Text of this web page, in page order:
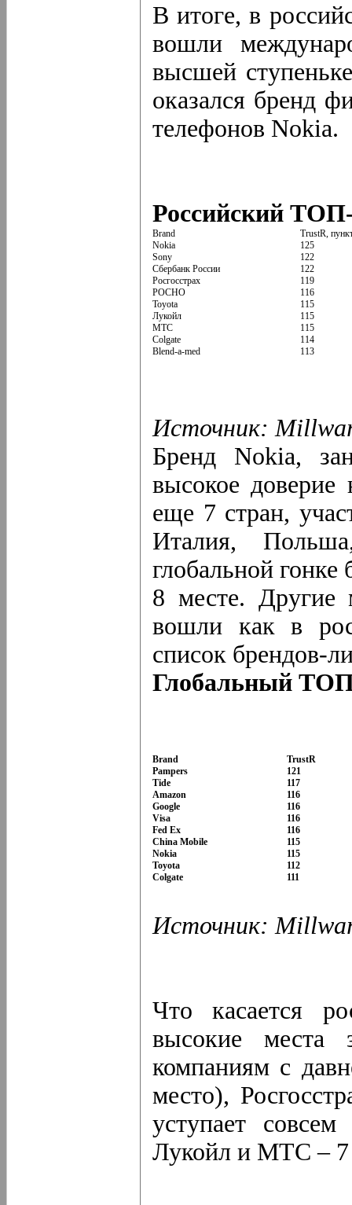
В итоге, в
вошли
высшей
оказался бренд
телефонов Nokia.
Российский
Brand
TrustR,
Nokia
125
Sony
122
Cбербанк России
122
Росгосстрах
119
РОСНО
116
Toyota
115
Лукойл
115
MTС
115
Colgate
114
Blend-a-med
113
Источник:
Бренд Nokia,
высокое
еще 7 стран,
Италия,
глобальной гонке
8 месте. Другие
вошли как в
список брендов-
Глобальный
Brand
TrustR
Pampers
121
Tide
117
Amazon
116
Google
116
Visa
116
Fed Ex
116
China Mobile
115
Nokia
115
Toyota
112
Colgate
111
Источник:
Что касается
высокие места
компаниям с
место),
уступает
Лукойл и MTС – 7